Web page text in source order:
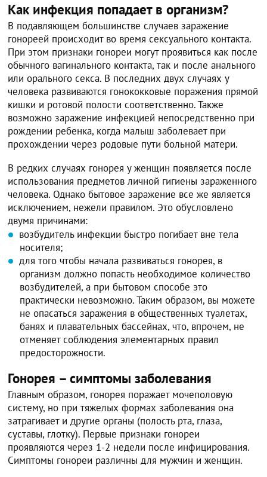
Как инфекция попадает в организм?
В подавляющем большинстве случаев заражение
гонореей происходит во время сексуального контакта.
При этом признаки гонореи могут проявиться как после
обычного вагинального контакта, так и после анального
или орального секса. В последних двух случаях у
человека развиваются гонококковые поражения прямой
кишки и ротовой полости соответственно. Также
возможно заражение инфекцией непосредственно при
рождении ребенка, когда малыш заболевает при
прохождении через родовые пути больной матери.
В редких случаях гонорея у женщин появляется после
использования предметов личной гигиены зараженного
человека. Однако бытовое заражение все же является
исключением, нежели правилом. Это обусловлено
двумя причинами:
возбудитель инфекции быстро погибает вне тела
носителя;
для того чтобы начала развиваться гонорея, в
организм должно попасть необходимое количество
возбудителей, а при бытовом способе это
практически невозможно. Таким образом, вы можете
не опасаться заражения в общественных туалетах,
банях и плавательных бассейнах, что, впрочем, не
отменяет соблюдения элементарных правил
предосторожности.
Гонорея – симптомы заболевания
Главным образом, гонорея поражает мочеполовую
систему, но при тяжелых формах заболевания она
затрагивает и другие органы (полость рта, глаза,
суставы, глотку). Первые признаки гонореи
проявляются через 1-2 недели после инфицирования.
Симптомы гонореи различны для мужчин и женщин.